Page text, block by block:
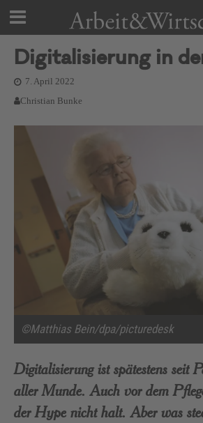
Digitalisierung in
7. April 2022
Christian Bunke
©Matthias Bein/dpa/picturedesk
Digitalisierung ist spätestens seit
aller Munde. Auch vor dem
der Hype nicht halt. Aber was